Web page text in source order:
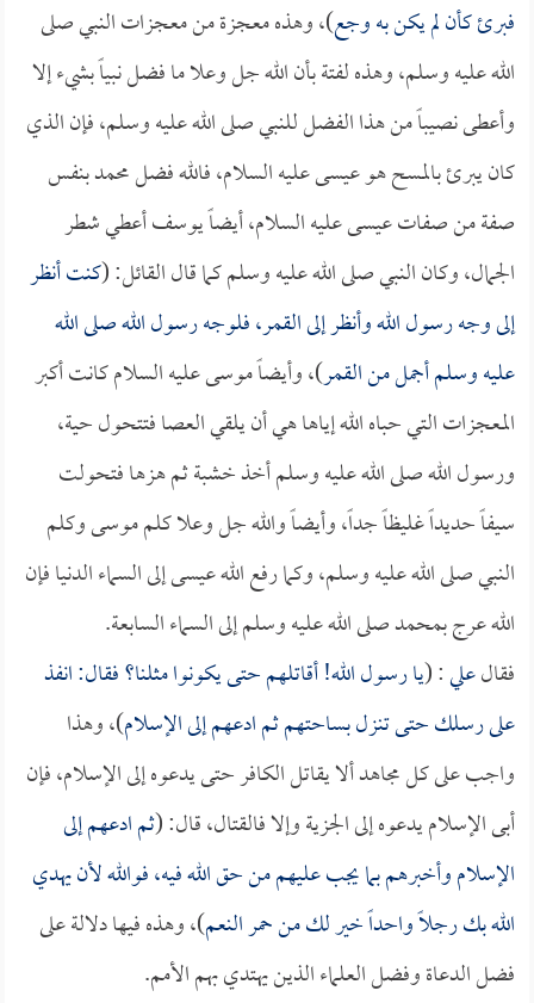
فبرئ كأن لم يكن به وجع)، وهذه معجزة من معجزات النبي صلى
الله عليه وسلم، وهذه لفتة بأن الله جل وعلا ما فضل نبياً بشيء إلا
وأعطى نصيباً من هذا الفضل للنبي صلى الله عليه وسلم، فإن الذي
كان يبرئ بالمسح هو عيسى عليه السلام، فالله فضل محمد بنفس
صفة من صفات عيسى عليه السلام، أيضاً يوسف أعطي شطر
الجمال، وكان النبي صلى الله عليه وسلم كما قال القائل: (كنت أنظر
إلى وجه رسول الله وأنظر إلى القمر، فلوجه رسول الله صلى الله
عليه وسلم أجمل من القمر)، وأيضاً موسى عليه السلام كانت أكبر
المعجزات التي حباه الله إياها هي أن يلقي العصا فتتحول حية،
ورسول الله صلى الله عليه وسلم أخذ خشبة ثم هزها فتحولت
سيفاً حديداً غليظاً جداً، وأيضاً والله جل وعلا كلم موسى وكلم
النبي صلى الله عليه وسلم، وكما رفع الله عيسى إلى السماء الدنيا فإن
الله عرج بمحمد صلى الله عليه وسلم إلى السماء السابعة.
فقالعلي: (يا رسول الله! أقاتلهم حتى يكونوا مثلنا؟ فقال: انفذ
على رسلك حتى تنزل بساحتهم ثم ادعهم إلى الإسلام)، وهذا
واجب على كل مجاهد ألا يقاتل الكافر حتى يدعوه إلى الإسلام، فإن
أبى الإسلام يدعوه إلى الجزية وإلا فالقتال، قال: (ثم ادعهم إلى
الإسلام وأخبرهم بما يجب عليهم من حق الله فيه، فوالله لأن يهدي
الله بك رجلاً واحداً خير لك من حمر النعم)، وهذه فيها دلالة على
فضل الدعاة وفضل العلماء الذين يهتدي بهم الأمم.